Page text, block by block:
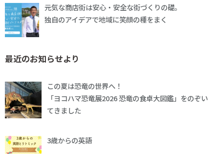
元気な商店街は安心・安全な街づくりの礎。
独自のアイデアで地域に笑顔の種をまく
最近のお知らせより
この夏は恐竜の世界へ！
「ヨコハマ恐竜展2026 恐竜の食卓大図鑑」をのぞい
てきました
3歳からの英語